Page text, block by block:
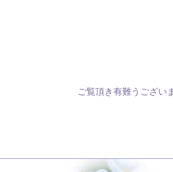
ご覧頂き有難うござい